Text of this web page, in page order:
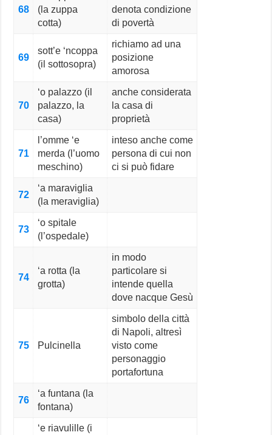
68
(la zuppa
cotta)
denota condizione
di povertà
69
sott’e ‘ncoppa
(il sottosopra)
richiamo ad una
posizione
amorosa
70
‘o palazzo (il
palazzo, la
casa)
anche considerata
la casa di
proprietà
71
l’omme ‘e
merda (l’uomo
meschino)
inteso anche come
persona di cui non
ci si può fidare
72
‘a maraviglia
(la meraviglia)
73
‘o spitale
(l’ospedale)
74
‘a rotta (la
grotta)
in modo
particolare si
intende quella
dove nacque Gesù
75 Pulcinella
simbolo della città
di Napoli, altresì
visto come
personaggio
portafortuna
76
‘a funtana (la
fontana)
‘e riavulille (i